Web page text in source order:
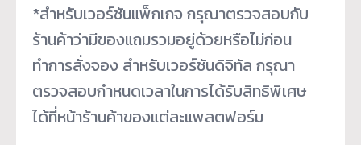
*สำหรับเวอร์ชันแพ็กเกจ กรุณาตรวจสอบกับ
ร้านค้าว่ามีของแถมรวมอยู่ด้วยหรือไม่ก่อน
ทำการสั่งจอง สำหรับเวอร์ชันดิจิทัล กรุณา
ตรวจสอบกำหนดเวลาในการได้รับสิทธิพิเศษ
ได้ที่หน้าร้านค้าของแต่ละแพลตฟอร์ม